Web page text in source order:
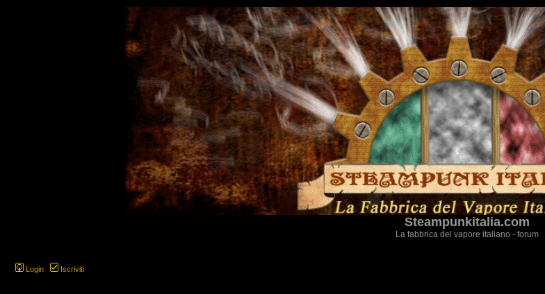
Steampunkitalia.com
La fabbrica del vapore italiano - forum
Login Iscriviti